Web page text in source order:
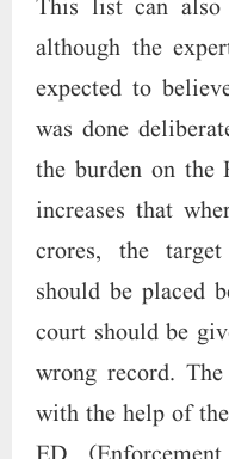
This list can also
although the
expected to
was done
the burden on the
increases that
crores, the
should be placed
court should be
wrong record.
with the help of